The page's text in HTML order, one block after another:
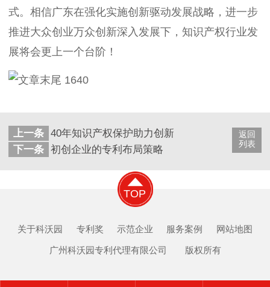
式。相信广东在强化实施创新驱动发展战略，进一步
推进大众创业万众创新深入发展下，知识产权行业发
展将会更上一个台阶！
返回
列表
上一条 40年知识产权保护助力创新大国建设
下一条 初创企业的专利布局策略
TOP
关于科沃园 专利奖 示范企业 服务案例 网站地图
广州科沃园专利代理有限公司 版权所有